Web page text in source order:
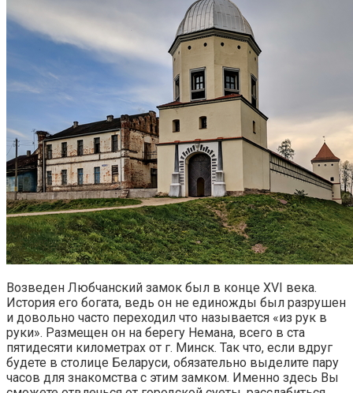
Возведен Любчанский замок был в конце XVI века.
История его богата, ведь он не единожды был разрушен
и довольно часто переходил что называется «из рук в
руки». Размещен он на берегу Немана, всего в ста
пятидесяти километрах от г. Минск. Так что, если вдруг
будете в столице Беларуси, обязательно выделите пару
часов для знакомства с этим замком. Именно здесь Вы